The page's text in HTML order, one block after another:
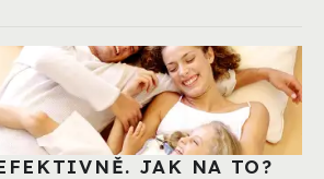
JAK NA TO?